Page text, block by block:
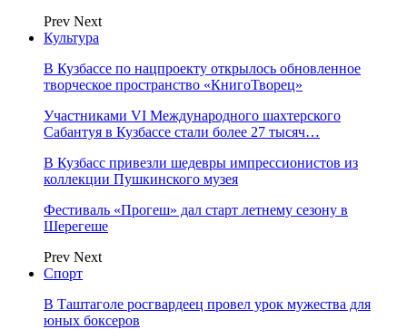
Prev Next
Культура
В Кузбассе по нацпроекту открылось обновленное
творческое пространство «КнигоТворец»
Участниками VI Международного шахтерского
Сабантуя в Кузбассе стали более 27 тысяч…
В Кузбасс привезли шедевры импрессионистов из
коллекции Пушкинского музея
Фестиваль «Прогеш» дал старт летнему сезону в
Шерегеше
Prev Next
Спорт
В Таштаголе росгвардеец провел урок мужества для
юных боксеров